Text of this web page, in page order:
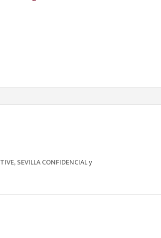
SEVILLA CONFIDENCIAL y